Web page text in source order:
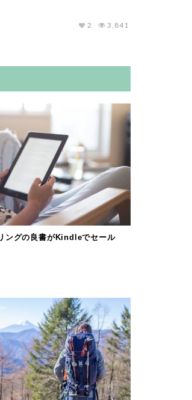
3,841
2
ングの良書がKindleでセール